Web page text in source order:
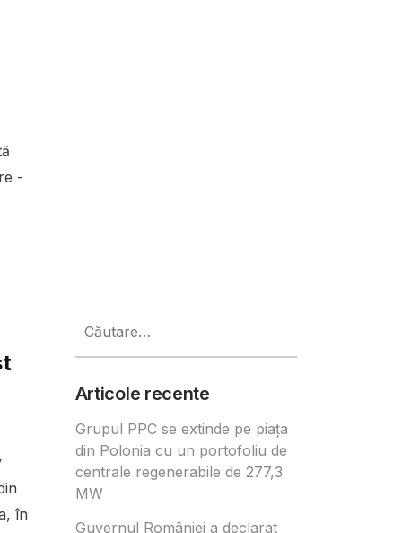
-
în
după:
Articole recente
Grupul PPC se extinde pe piața
din Polonia cu un portofoliu de
centrale regenerabile de 277,3
MW
Guvernul României a declarat